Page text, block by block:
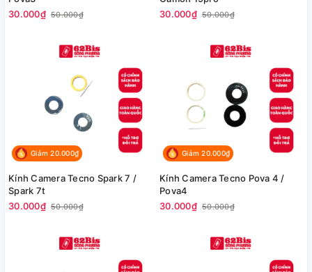
30.000₫ 50.000₫
30.000₫ 50.000₫
Giảm 20.000₫
Kính Camera Tecno Spark 7 /
Spark 7t
30.000₫ 50.000₫
Giảm 20.000₫
Kính Camera Tecno Pova 4 /
Pova4
30.000₫ 50.000₫